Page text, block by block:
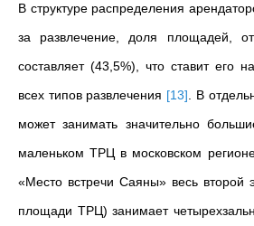
В структуре распределения
за развлечение, доля площадей,
составляет (43,5%), что ставит его
всех типов развлечения [13] . В
может занимать значительно
маленьком ТРЦ в московском
«Место встречи Саяны» весь второй
площади ТРЦ) занимает